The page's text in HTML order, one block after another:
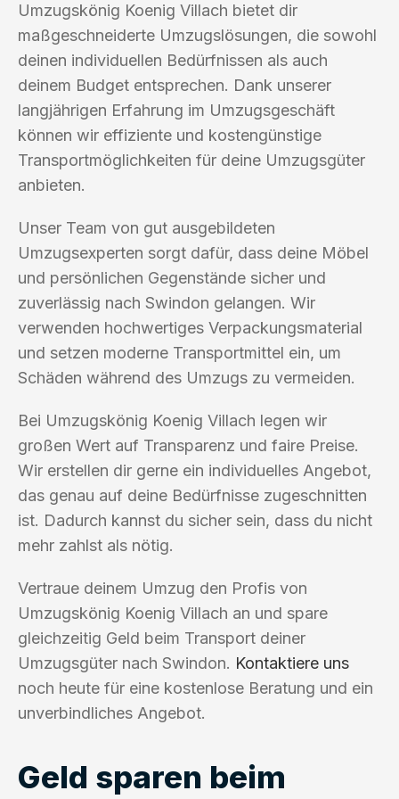
Umzugskönig Koenig Villach bietet dir
maßgeschneiderte Umzugslösungen, die sowohl
deinen individuellen Bedürfnissen als auch
deinem Budget entsprechen. Dank unserer
langjährigen Erfahrung im Umzugsgeschäft
können wir effiziente und kostengünstige
Transportmöglichkeiten für deine Umzugsgüter
anbieten.
Unser Team von gut ausgebildeten
Umzugsexperten sorgt dafür, dass deine Möbel
und persönlichen Gegenstände sicher und
zuverlässig nach Swindon gelangen. Wir
verwenden hochwertiges Verpackungsmaterial
und setzen moderne Transportmittel ein, um
Schäden während des Umzugs zu vermeiden.
Bei Umzugskönig Koenig Villach legen wir
großen Wert auf Transparenz und faire Preise.
Wir erstellen dir gerne ein individuelles Angebot,
das genau auf deine Bedürfnisse zugeschnitten
ist. Dadurch kannst du sicher sein, dass du nicht
mehr zahlst als nötig.
Vertraue deinem Umzug den Profis von
Umzugskönig Koenig Villach an und spare
gleichzeitig Geld beim Transport deiner
Umzugsgüter nach Swindon. Kontaktiere uns
noch heute für eine kostenlose Beratung und ein
unverbindliches Angebot.
Geld sparen beim